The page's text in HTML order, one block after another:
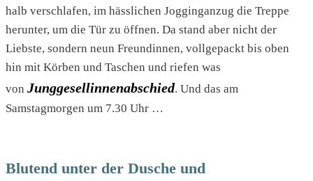
halb verschlafen, im hässlichen Jogginganzug die Treppe
herunter, um die Tür zu öffnen. Da stand aber nicht der
Liebste, sondern neun Freundinnen, vollgepackt bis oben
hin mit Körben und Taschen und riefen was
von Junggesellinnenabschied. Und das am
Samstagmorgen um 7.30 Uhr …
Blutend unter der Dusche und